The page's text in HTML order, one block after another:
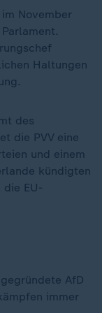
November
Haltungen
des
die PVV eine
und einem
kündigten
EU-
AfD
immer